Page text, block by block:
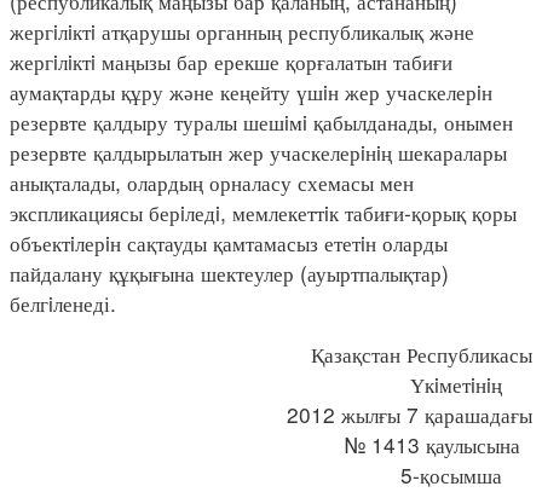
жергiлiктi атқарушы органның республикалық және
жергiлiктi маңызы бар ерекше қорғалатын табиғи
аумақтарды құру және кеңейту үшiн жер учаскелерiн
резервте қалдыру туралы шешiмi қабылданады, онымен
резервте қалдырылатын жер учаскелерiнiң шекаралары
анықталады, олардың орналасу схемасы мен
экспликациясы берiледi, мемлекеттiк табиғи-қорық қоры
объектiлерiн сақтауды қамтамасыз ететiн оларды
пайдалану құқығына шектеулер (ауыртпалықтар)
белгiленеді.
Қазақстан Республикасы
Үкiметiнiң
2012 жылғы 7 қарашадағы
№ 1413 қаулысына
5-қосымша